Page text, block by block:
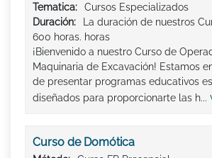
Tematica:
Cursos Especializados
Duración:
La duración de nuestros
600 horas. horas
¡Bienvenido a nuestro Curso de
Maquinaria de Excavación! Estamos
de presentar programas educativos
diseñados para proporcionarte las h...
Curso de Domótica